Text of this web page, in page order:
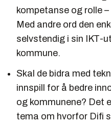
kompetanse og rolle –
Med andre ord den
selvstendig i sin IKT-
kommune.
Skal de bidra med
innspill for å bedre
og kommunene? Det
tema om hvorfor Difi